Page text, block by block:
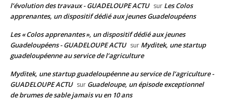
l’évolution des travaux - GUADELOUPE ACTU sur Les Colos
apprenantes, un dispositif dédié aux jeunes Guadeloupéens
Les « Colos apprenantes », un dispositif dédié aux jeunes
Guadeloupéens - GUADELOUPE ACTU sur Myditek, une startup
guadeloupéenne au service de l’agriculture
Myditek, une startup guadeloupéenne au service de l’agriculture -
GUADELOUPE ACTU sur Guadeloupe, un épisode exceptionnel
de brumes de sable jamais vu en 10 ans